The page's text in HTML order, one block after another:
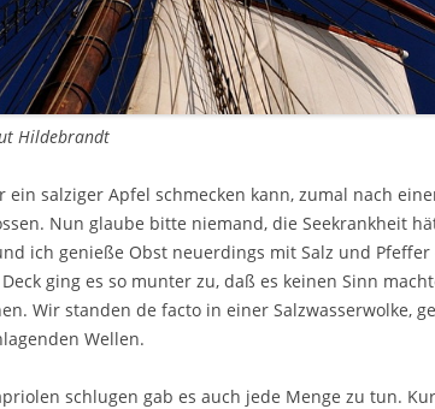
Hildebrandt
salziger Apfel schmecken kann, zumal nach
Nun glaube bitte niemand, die Seekrankheit
ich genieße Obst neuerdings mit Salz und Pfeffer
ging es so munter zu, daß es keinen Sinn
Wir standen de facto in einer Salzwasserwolke,
Wellen.
schlugen gab es auch jede Menge zu tun.